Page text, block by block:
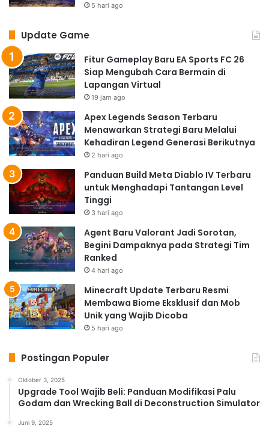
5 hari ago
Update Game
Fitur Gameplay Baru EA Sports FC 26
Siap Mengubah Cara Bermain di
Lapangan Virtual
19 jam ago
Apex Legends Season Terbaru
Menawarkan Strategi Baru Melalui
Kehadiran Legend Generasi Berikutnya
2 hari ago
Panduan Build Meta Diablo IV Terbaru
untuk Menghadapi Tantangan Level
Tinggi
3 hari ago
Agent Baru Valorant Jadi Sorotan,
Begini Dampaknya pada Strategi Tim
Ranked
4 hari ago
Minecraft Update Terbaru Resmi
Membawa Biome Eksklusif dan Mob
Unik yang Wajib Dicoba
5 hari ago
Postingan Populer
Oktober 3, 2025
Upgrade Tool Wajib Beli: Panduan Modifikasi Palu
Godam dan Wrecking Ball di Deconstruction Simulator
Juni 9, 2025